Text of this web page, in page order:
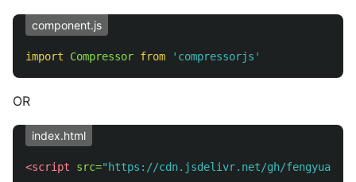
component.js
import Compressor from ' compressorjs '
OR
index.html
<script src="https://cdn.jsdelivr.net/gh/